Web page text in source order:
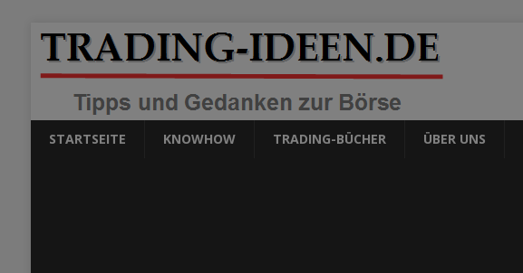
STARTSEITE KNOWHOW TRADING-BÜCHER ÜBER UNS